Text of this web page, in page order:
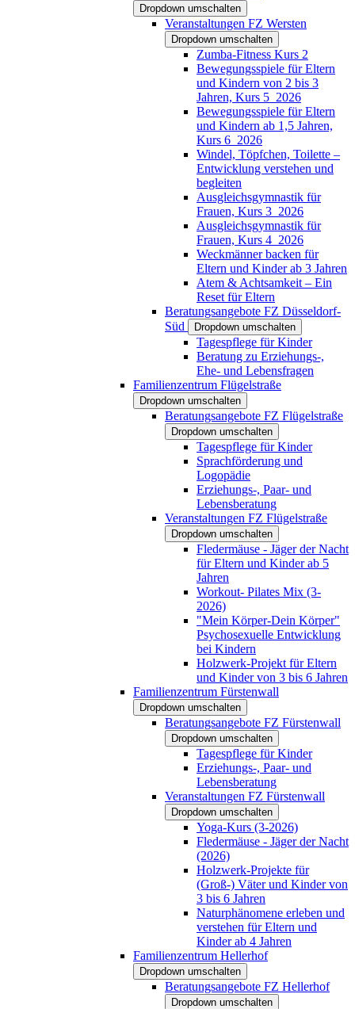
Dropdown umschalten
Veranstaltungen FZ Wersten
Dropdown umschalten
Zumba-Fitness Kurs 2
Bewegungsspiele für Eltern
und Kindern von 2 bis 3
Jahren, Kurs 5_2026
Bewegungsspiele für Eltern
und Kindern ab 1,5 Jahren,
Kurs 6_2026
Windel, Töpfchen, Toilette –
Entwicklung verstehen und
begleiten
Ausgleichsgymnastik für
Frauen, Kurs 3_2026
Ausgleichsgymnastik für
Frauen, Kurs 4_2026
Weckmänner backen für
Eltern und Kinder ab 3 Jahren
Atem & Achtsamkeit – Ein
Reset für Eltern
Beratungsangebote FZ Düsseldorf-
Süd
Dropdown umschalten
Tagespflege für Kinder
Beratung zu Erziehungs-,
Ehe- und Lebensfragen
Familienzentrum Flügelstraße
Dropdown umschalten
Beratungsangebote FZ Flügelstraße
Dropdown umschalten
Tagespflege für Kinder
Sprachförderung und
Logopädie
Erziehungs-, Paar- und
Lebensberatung
Veranstaltungen FZ Flügelstraße
Dropdown umschalten
Fledermäuse - Jäger der Nacht
für Eltern und Kinder ab 5
Jahren
Workout- Pilates Mix (3-
2026)
"Mein Körper-Dein Körper"
Psychosexuelle Entwicklung
bei Kindern
Holzwerk-Projekt für Eltern
und Kinder von 3 bis 6 Jahren
Familienzentrum Fürstenwall
Dropdown umschalten
Beratungsangebote FZ Fürstenwall
Dropdown umschalten
Tagespflege für Kinder
Erziehungs-, Paar- und
Lebensberatung
Veranstaltungen FZ Fürstenwall
Dropdown umschalten
Yoga-Kurs (3-2026)
Fledermäuse - Jäger der Nacht
(2026)
Holzwerk-Projekte für
(Groß-) Väter und Kinder von
3 bis 6 Jahren
Naturphänomene erleben und
verstehen für Eltern und
Kinder ab 4 Jahren
Familienzentrum Hellerhof
Dropdown umschalten
Beratungsangebote FZ Hellerhof
Dropdown umschalten